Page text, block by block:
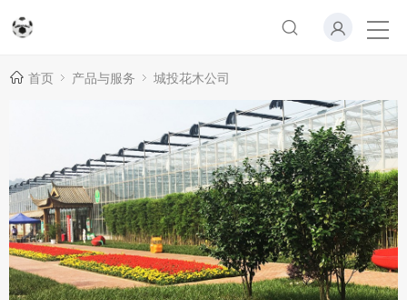
首页 产品与服务 城投花木公司